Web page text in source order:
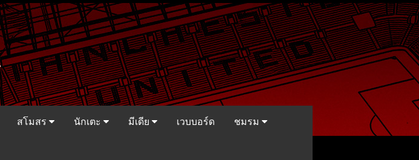
สโมสร นักเตะ มีเดีย เวบบอร์ด ชมรม